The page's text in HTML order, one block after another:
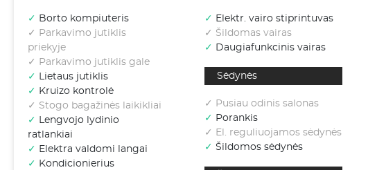
✓ Borto kompiuteris
✓ Parkavimo jutiklis
priekyje
✓ Parkavimo jutiklis gale
✓ Lietaus jutiklis
✓ Kruizo kontrolė
✓ Stogo bagažinės laikikliai
✓ Lengvojo lydinio
ratlankiai
✓ Elektra valdomi langai
✓ Kondicionierius
✓ Elektr. vairo stiprintuvas
✓ Šildomas vairas
✓ Daugiafunkcinis vairas
Sėdynės
✓ Pusiau odinis salonas
✓ Porankis
✓ El. reguliuojamos sėdynės
✓ Šildomos sėdynės